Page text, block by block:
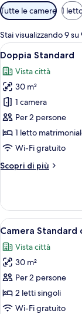
Filtri
disponibili
per
le
camere
Tutte le camere 1
Stai visualizzando 9
Apri
tutte
le
foto
per
Doppia
Standard
5
Doppia Standard
Vista città
30 m²
1 camera
Per 2 persone
1 letto
Wi-Fi gratuito
Scopri di più
Altri
Standard
Apri
tutte
le
foto
per
Camera
Standard
6
Camera
Vista città
30 m²
Per 2 persone
2 letti singoli
Wi-Fi gratuito